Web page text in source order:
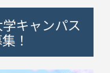
学キャンパス
！